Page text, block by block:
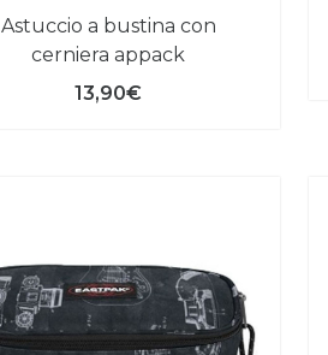
astuccio a bustina con
cerniera appack
13,90€